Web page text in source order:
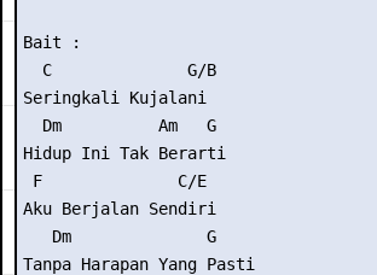
Bait :
  C              G/B
Seringkali Kujalani
  Dm          Am   G
Hidup Ini Tak Berarti
F              C/E
Aku Berjalan Sendiri
   Dm              G
Tanpa Harapan Yang Pasti